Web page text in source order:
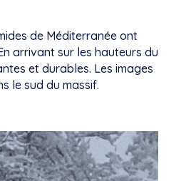
de Méditerranée ont
arrivant sur les hauteurs du
et durables. Les images
le sud du massif.